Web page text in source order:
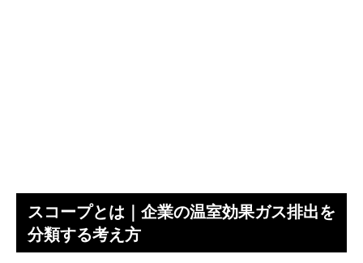
スコープとは｜企業の温室効果ガス排出を
分類する考え方